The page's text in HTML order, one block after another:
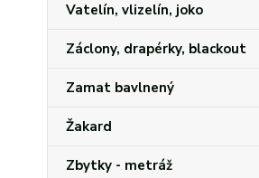
Vatelín, vlizelín, joko
Záclony, drapérky, blackout
Zamat bavlnený
Žakard
Zbytky - metráž